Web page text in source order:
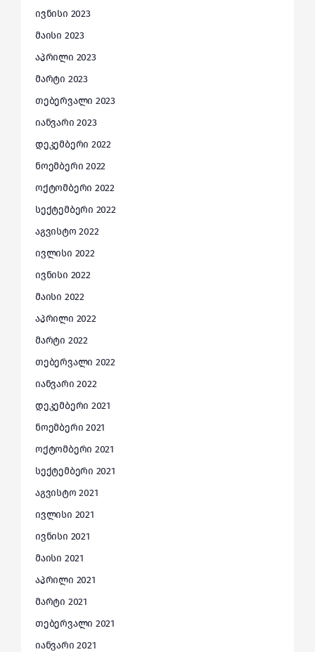
ივნისი 2023
მაისი 2023
აპრილი 2023
მარტი 2023
თებერვალი 2023
იანვარი 2023
დეკემბერი 2022
ნოემბერი 2022
ოქტომბერი 2022
სექტემბერი 2022
აგვისტო 2022
ივლისი 2022
ივნისი 2022
მაისი 2022
აპრილი 2022
მარტი 2022
თებერვალი 2022
იანვარი 2022
დეკემბერი 2021
ნოემბერი 2021
ოქტომბერი 2021
სექტემბერი 2021
აგვისტო 2021
ივლისი 2021
ივნისი 2021
მაისი 2021
აპრილი 2021
მარტი 2021
თებერვალი 2021
იანვარი 2021